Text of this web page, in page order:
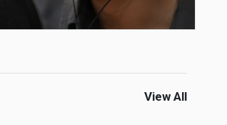
View All